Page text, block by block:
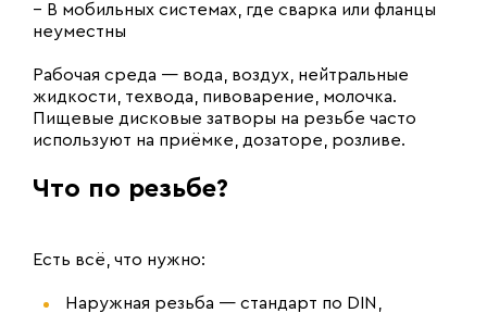
– В мобильных системах, где сварка или фланцы
неуместны
Рабочая среда — вода, воздух, нейтральные
жидкости, техвода, пивоварение, молочка.
Пищевые дисковые затворы на резьбе часто
используют на приёмке, дозаторе, розливе.
Что по резьбе?
Есть всё, что нужно:
Наружная резьба — стандарт по DIN,